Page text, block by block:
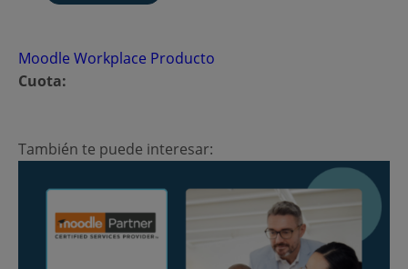
Moodle Workplace Producto
Cuota:
También te puede interesar: